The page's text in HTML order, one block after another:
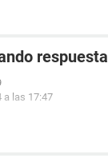
respuesta
a las 17:47